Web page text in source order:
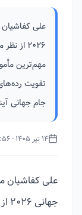
علی
۲۰۲۶
مهم‌ترین
تقویت
جام جهانی
14 تیر 1405 - 18:56
علی کفاشیان